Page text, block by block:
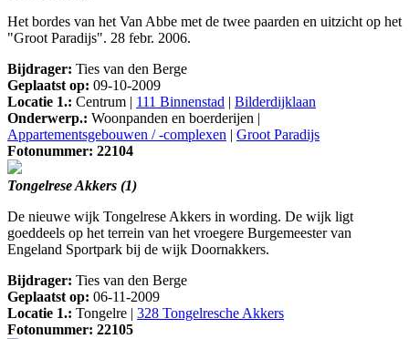
Het bordes van het Van Abbe met de twee paarden en uitzicht op het
"Groot Paradijs". 28 febr. 2006.
Bijdrager: Ties van den Berge
Geplaatst op: 09-10-2009
Locatie 1.: Centrum | 111 Binnenstad | Bilderdijklaan
Onderwerp.: Woonpanden en boerderijen |
Appartementsgebouwen / -complexen | Groot Paradijs
Fotonummer: 22104
Tongelrese Akkers (1)
De nieuwe wijk Tongelrese Akkers in wording. De wijk ligt
goeddeels op het terrein van het vroegere Burgemeester van
Engeland Sportpark bij de wijk Doornakkers.
Bijdrager: Ties van den Berge
Geplaatst op: 06-11-2009
Locatie 1.: Tongelre | 328 Tongelresche Akkers
Fotonummer: 22105